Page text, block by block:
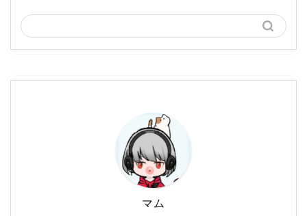
マム